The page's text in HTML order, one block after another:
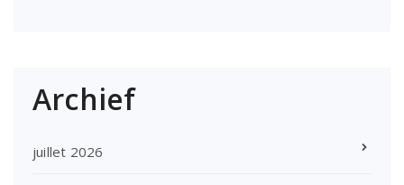
Archief
juillet 2026